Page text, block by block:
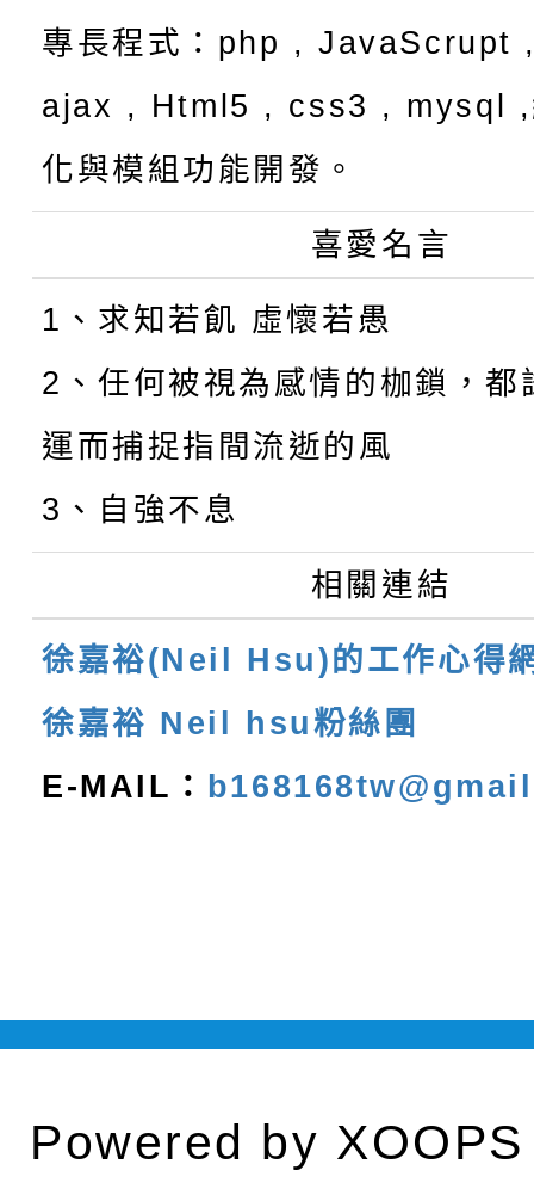
專長程式：php , JavaScrupt
ajax , Html5 , css3 , mysql ,
化與模組功能開發。
喜愛名言
1、求知若飢 虛懷若愚
2、任何被視為感情的枷鎖，都
運而捕捉指間流逝的風
3、自強不息
相關連結
徐嘉裕(Neil Hsu)的工作心得
徐嘉裕 Neil hsu粉絲團
E-MAIL：
Powered by XOOPS